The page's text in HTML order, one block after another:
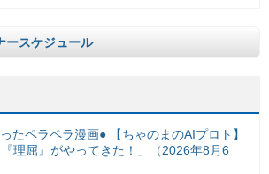
ースケジュール
たペラペラ漫画● 【ちゃのまのAIプロト】
理屈』がやってきた！」（2026年8月6